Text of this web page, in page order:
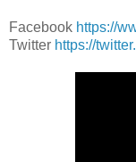
Facebook https://
Twitter https://